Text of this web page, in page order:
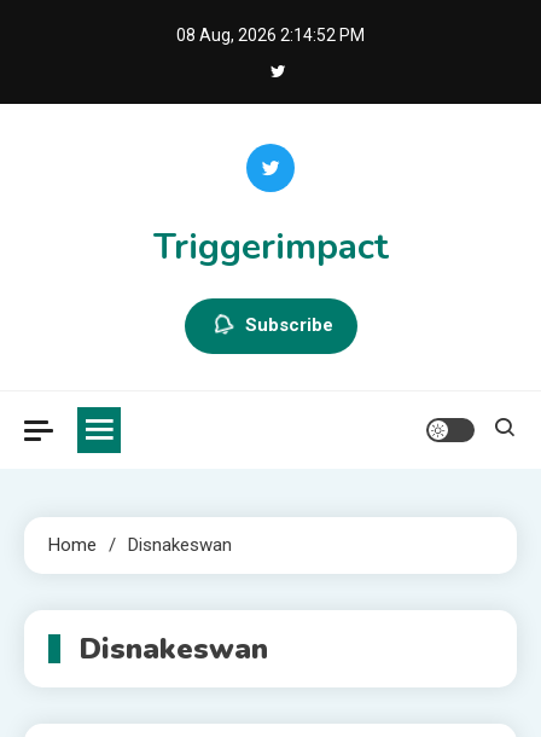
08 Aug, 2026 2:14:53 PM
Triggerimpact
Subscribe
Home Disnakeswan
Disnakeswan